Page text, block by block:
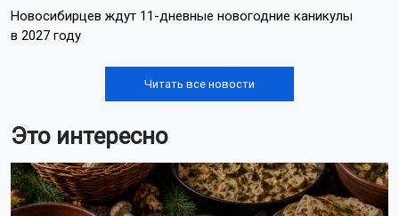
Новосибирцев ждут 11-дневные новогодние каникулы
в 2027 году
Читать все новости
Это интересно